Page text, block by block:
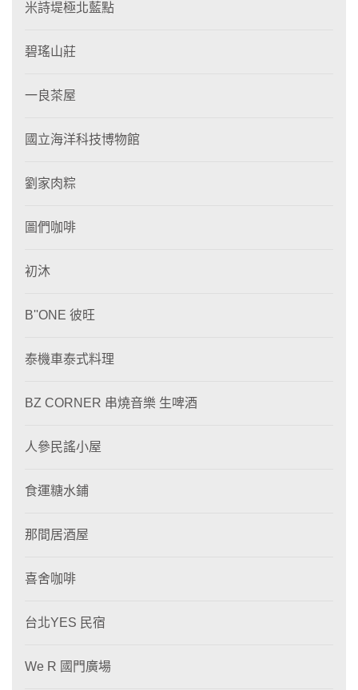
米詩堤極北藍點
碧瑤山莊
一良茶屋
國立海洋科技博物館
劉家肉粽
圖們咖啡
初沐
B''ONE 彼旺
泰機車泰式料理
BZ CORNER 串燒音樂 生啤酒
人參民謠小屋
食運糖水鋪
那間居酒屋
喜舍咖啡
台北YES 民宿
We R 國門廣場